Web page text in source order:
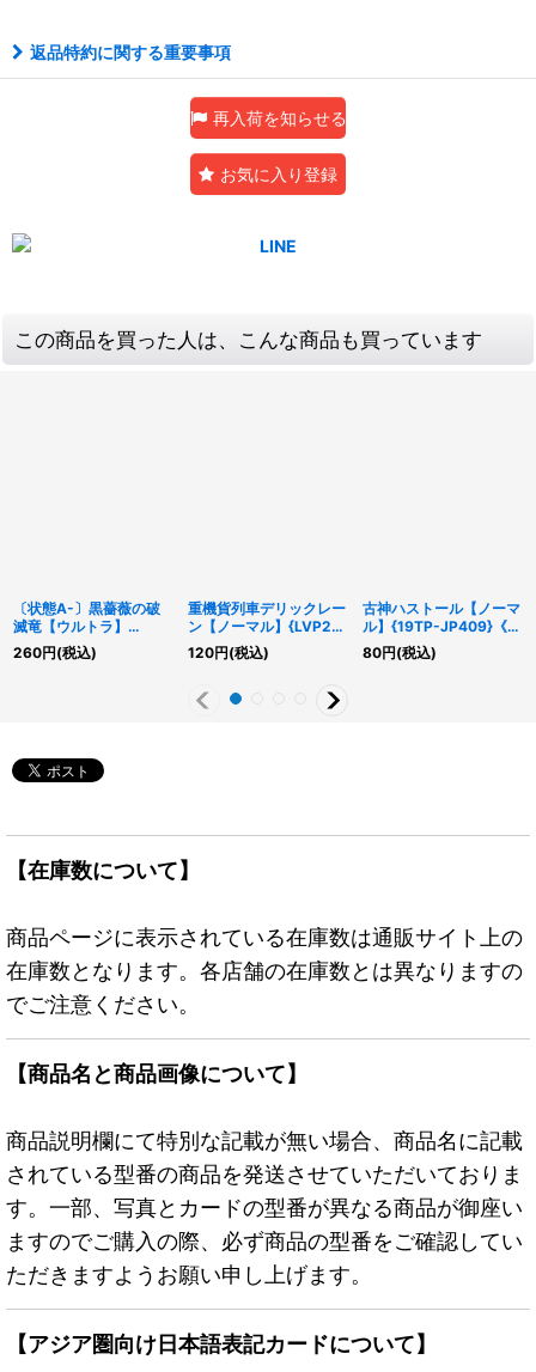
返品特約に関する重要事項
再入荷を知らせる
お気に入り登録
この商品を買った人は、こんな商品も買っています
〔状態A-〕黒薔薇の破
滅竜【ウルトラ】
{DOOD-JP039}《シン
クロ》
260円(税込)
重機貨列車デリックレー
ン【ノーマル】{LVP2-
JP053}《モンスター》
120円(税込)
古神ハストール【ノーマ
ル】{19TP-JP409}《シ
ンクロ》
80円(税込)
【在庫数について】
商品ページに表示されている在庫数は通販サイト上の
在庫数となります。各店舗の在庫数とは異なりますの
でご注意ください。
【商品名と商品画像について】
商品説明欄にて特別な記載が無い場合、商品名に記載
されている型番の商品を発送させていただいておりま
す。一部、写真とカードの型番が異なる商品が御座い
ますのでご購入の際、必ず商品の型番をご確認してい
ただきますようお願い申し上げます。
【アジア圏向け日本語表記カードについて】